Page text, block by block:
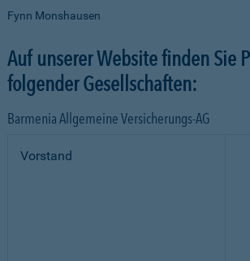
Fynn Monshausen
Auf unserer Website finden Sie
folgender Gesellschaften:
Barmenia Allgemeine Versicherungs-AG
Vorstand